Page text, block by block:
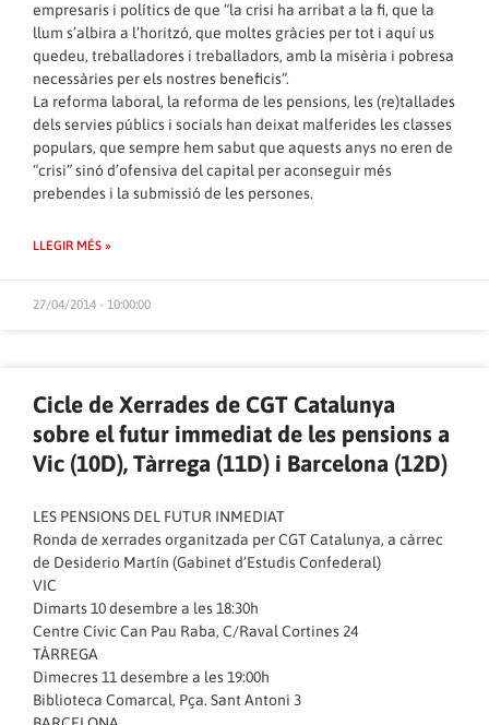
empresaris i polítics de que “la crisi ha arribat a la fi, que la
llum s’albira a l’horitzó, que moltes gràcies per tot i aquí us
quedeu, treballadores i treballadors, amb la misèria i pobresa
necessàries per els nostres beneficis”.
La reforma laboral, la reforma de les pensions, les (re)tallades
dels servies públics i socials han deixat malferides les classes
populars, que sempre hem sabut que aquests anys no eren de
“crisi” sinó d’ofensiva del capital per aconseguir més
prebendes i la submissió de les persones.
LLEGIR MÉS »
27/04/2014 - 10:00:00
Cicle de Xerrades de CGT Catalunya
sobre el futur immediat de les pensions a
Vic (10D), Tàrrega (11D) i Barcelona (12D)
LES PENSIONS DEL FUTUR INMEDIAT
Ronda de xerrades organitzada per CGT Catalunya, a càrrec
de Desiderio Martín (Gabinet d’Estudis Confederal)
VIC
Dimarts 10 desembre a les 18:30h
Centre Cívic Can Pau Raba, C/Raval Cortines 24
TÀRREGA
Dimecres 11 desembre a les 19:00h
Biblioteca Comarcal, Pça. Sant Antoni 3